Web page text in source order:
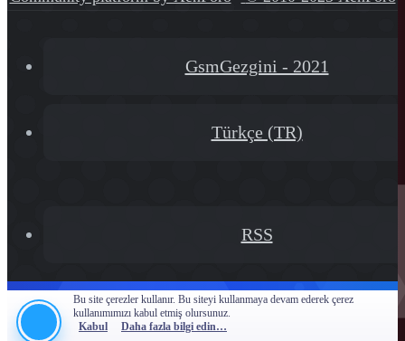
GsmGezgini - 2021
Türkçe (TR)
RSS
Bu site çerezler kullanır. Bu siteyi kullanmaya devam ederek çerez
kullanımımızı kabul etmiş olursunuz.
Kabul
Daha fazla bilgi edin…